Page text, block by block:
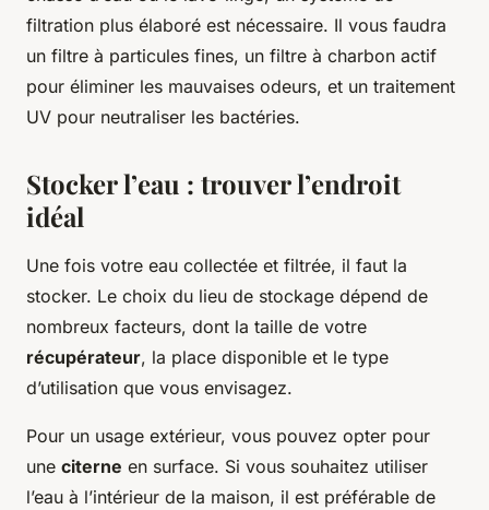
filtration plus élaboré est nécessaire. Il vous faudra
un filtre à particules fines, un filtre à charbon actif
pour éliminer les mauvaises odeurs, et un traitement
UV pour neutraliser les bactéries.
Stocker l’eau : trouver l’endroit
idéal
Une fois votre eau collectée et filtrée, il faut la
stocker. Le choix du lieu de stockage dépend de
nombreux facteurs, dont la taille de votre
récupérateur, la place disponible et le type
d’utilisation que vous envisagez.
Pour un usage extérieur, vous pouvez opter pour
une citerne en surface. Si vous souhaitez utiliser
l’eau à l’intérieur de la maison, il est préférable de